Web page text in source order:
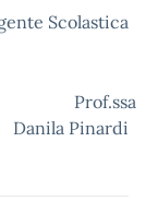
Scolastica
Danila Pinardi